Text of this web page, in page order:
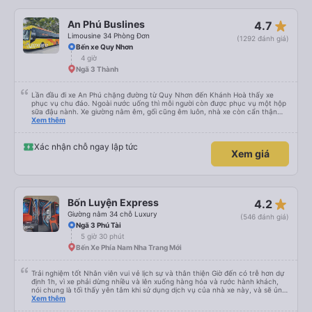
chỗ ngồi hơn (có khoảng 35 chỗ, và tôi không thừa cân, nhưng vẫn hơi
chật). Tôi khuyên bạn nên chọn chỗ ngồi phía dưới và giữa.
An Phú Buslines
Limousine 34 Phòng Đơn
4.7 star_rate
(1292 đánh giá)
Bến xe Quy Nhơn
4 giờ
Ngã 3 Thành
Lần đầu đi xe An Phú chặng đường từ Quy Nhơn đến Khánh Hoà thấy xe
phục vụ chu đáo. Ngoài nước uống thì mỗi người còn được phục vụ một hộp
sữa đậu nành. Xe giường nằm êm, gối cũng êm luôn, nhà xe còn cẩn thận
treo thêm ở mỗi giường một cái giỏ nhỏ để đựng chai nước uống tránh rớt.
ngoài (với số tiền bỏ ra cho tuyến đường như vậy thì thấy rất tốt)
Xem thêm
Xác nhận chỗ ngay lập tức
Xem giá
Bốn Luyện Express
Giường nằm 34 chỗ Luxury
4.2 star_rate
(546 đánh giá)
Ngã 3 Phú Tài
5 giờ 30 phút
Bến Xe Phía Nam Nha Trang Mới
Trải nghiệm tốt Nhân viên vui vẻ lịch sự và thân thiện Giờ đến có trễ hơn dự
định 1h, vì xe phải dừng nhiều và lên xuống hàng hóa và rước hành khách,
nói chung là tối thấy yên tâm khi sử dụng dịch vụ của nhà xe này, và sẽ ủng
hộ và giới thiệu cho người thân sử dụng dịch vụ của nhà xe này
Xem thêm